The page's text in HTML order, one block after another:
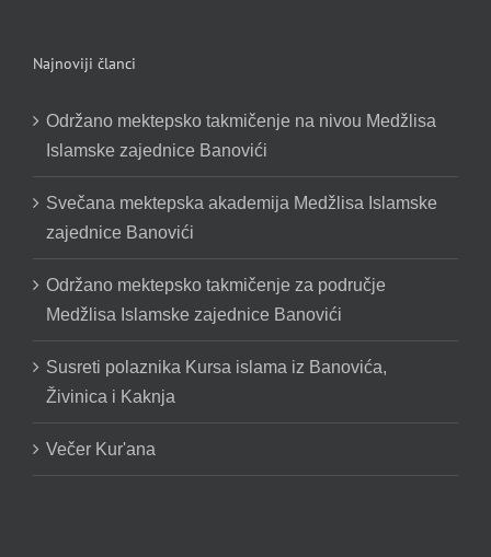
Najnoviji članci
Održano mektepsko takmičenje na nivou Medžlisa
Islamske zajednice Banovići
Svečana mektepska akademija Medžlisa Islamske
zajednice Banovići
Održano mektepsko takmičenje za područje
Medžlisa Islamske zajednice Banovići
Susreti polaznika Kursa islama iz Banovića,
Živinica i Kaknja
Večer Kur'ana